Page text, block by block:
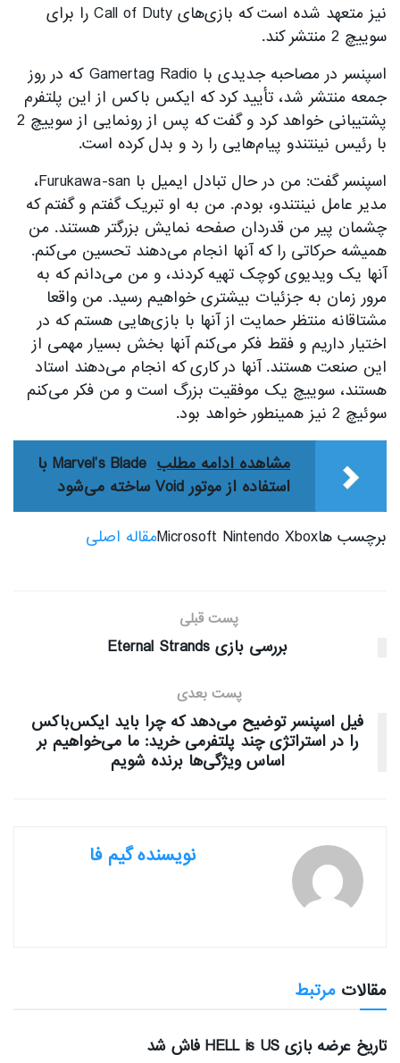
نیز متعهد شده است که بازی‌های Call of Duty را برای
سوییچ 2 منتشر کند.
اسپنسر در مصاحبه جدیدی با Gamertag Radio که در روز
جمعه منتشر شد، تأیید کرد که ایکس باکس از این پلتفرم
پشتیبانی خواهد کرد و گفت که پس از رونمایی از سوییچ 2
با رئیس نینتندو پیام‌هایی را رد و بدل کرده است.
اسپنسر گفت: من در حال تبادل ایمیل با Furukawa-san،
مدیر عامل نینتندو، بودم. من به او تبریک گفتم و گفتم که
چشمان پیر من قدردان صفحه نمایش بزرگتر هستند. من
همیشه حرکاتی را که آنها انجام می‌دهند تحسین می‌کنم.
آنها یک ویدیوی کوچک تهیه کردند، و من می‌دانم که به
مرور زمان به جزئیات بیشتری خواهیم رسید. من واقعا
مشتاقانه منتظر حمایت از آنها با بازی‌هایی هستم که در
اختیار داریم و فقط فکر می‌کنم آنها بخش بسیار مهمی از
این صنعت هستند. آنها در کاری که انجام می‌دهند استاد
هستند، سوییچ یک موفقیت بزرگ است و من فکر می‌کنم
سوئیچ 2 نیز همینطور خواهد بود.
مشاهده ادامه مطلب
Marvel’s Blade با
استفاده از موتور Void ساخته می‌شود
برچسب هاMicrosoft Nintendo Xbox مقاله اصلی
پست قبلی
بررسی بازی Eternal Strands
پست بعدی
فیل اسپنسر توضیح می‌دهد که چرا باید ایکس‌باکس
را در استراتژی چند پلتفرمی خرید: ما می‌خواهیم بر
اساس ویژگی‌ها برنده شویم
نویسنده گیم فا
مقالات مرتبط
تاریخ عرضه بازی HELL is US فاش شد